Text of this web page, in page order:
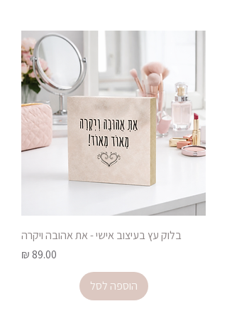
בלוק עץ בעיצוב אישי - את אהובה ויקרה
מחיר
הוספה לסל